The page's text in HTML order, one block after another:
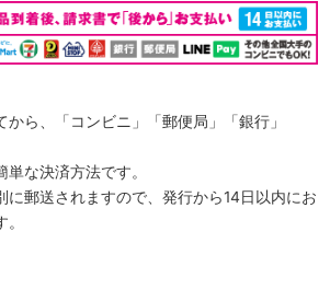
ら、「コンビニ」「郵便局」「銀行」
な決済方法です。
に郵送されますので、発行から14日以内にお